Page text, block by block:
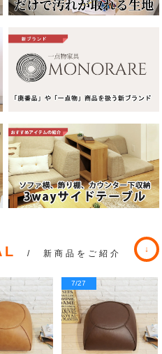
/ 新商品をご紹介
7/27